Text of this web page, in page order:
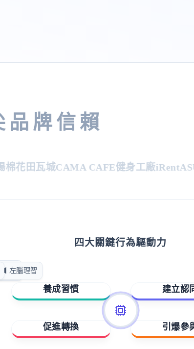
牌信賴
田瓦城CAMA CAFE健身工廠iRentASUS
四大關鍵行為驅動力
賦能
驅動
◀ 左腦理智
養成習慣 建立認
促進轉換 引爆參